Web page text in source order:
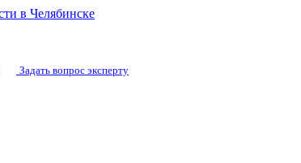
в Челябинске
Задать вопрос эксперту